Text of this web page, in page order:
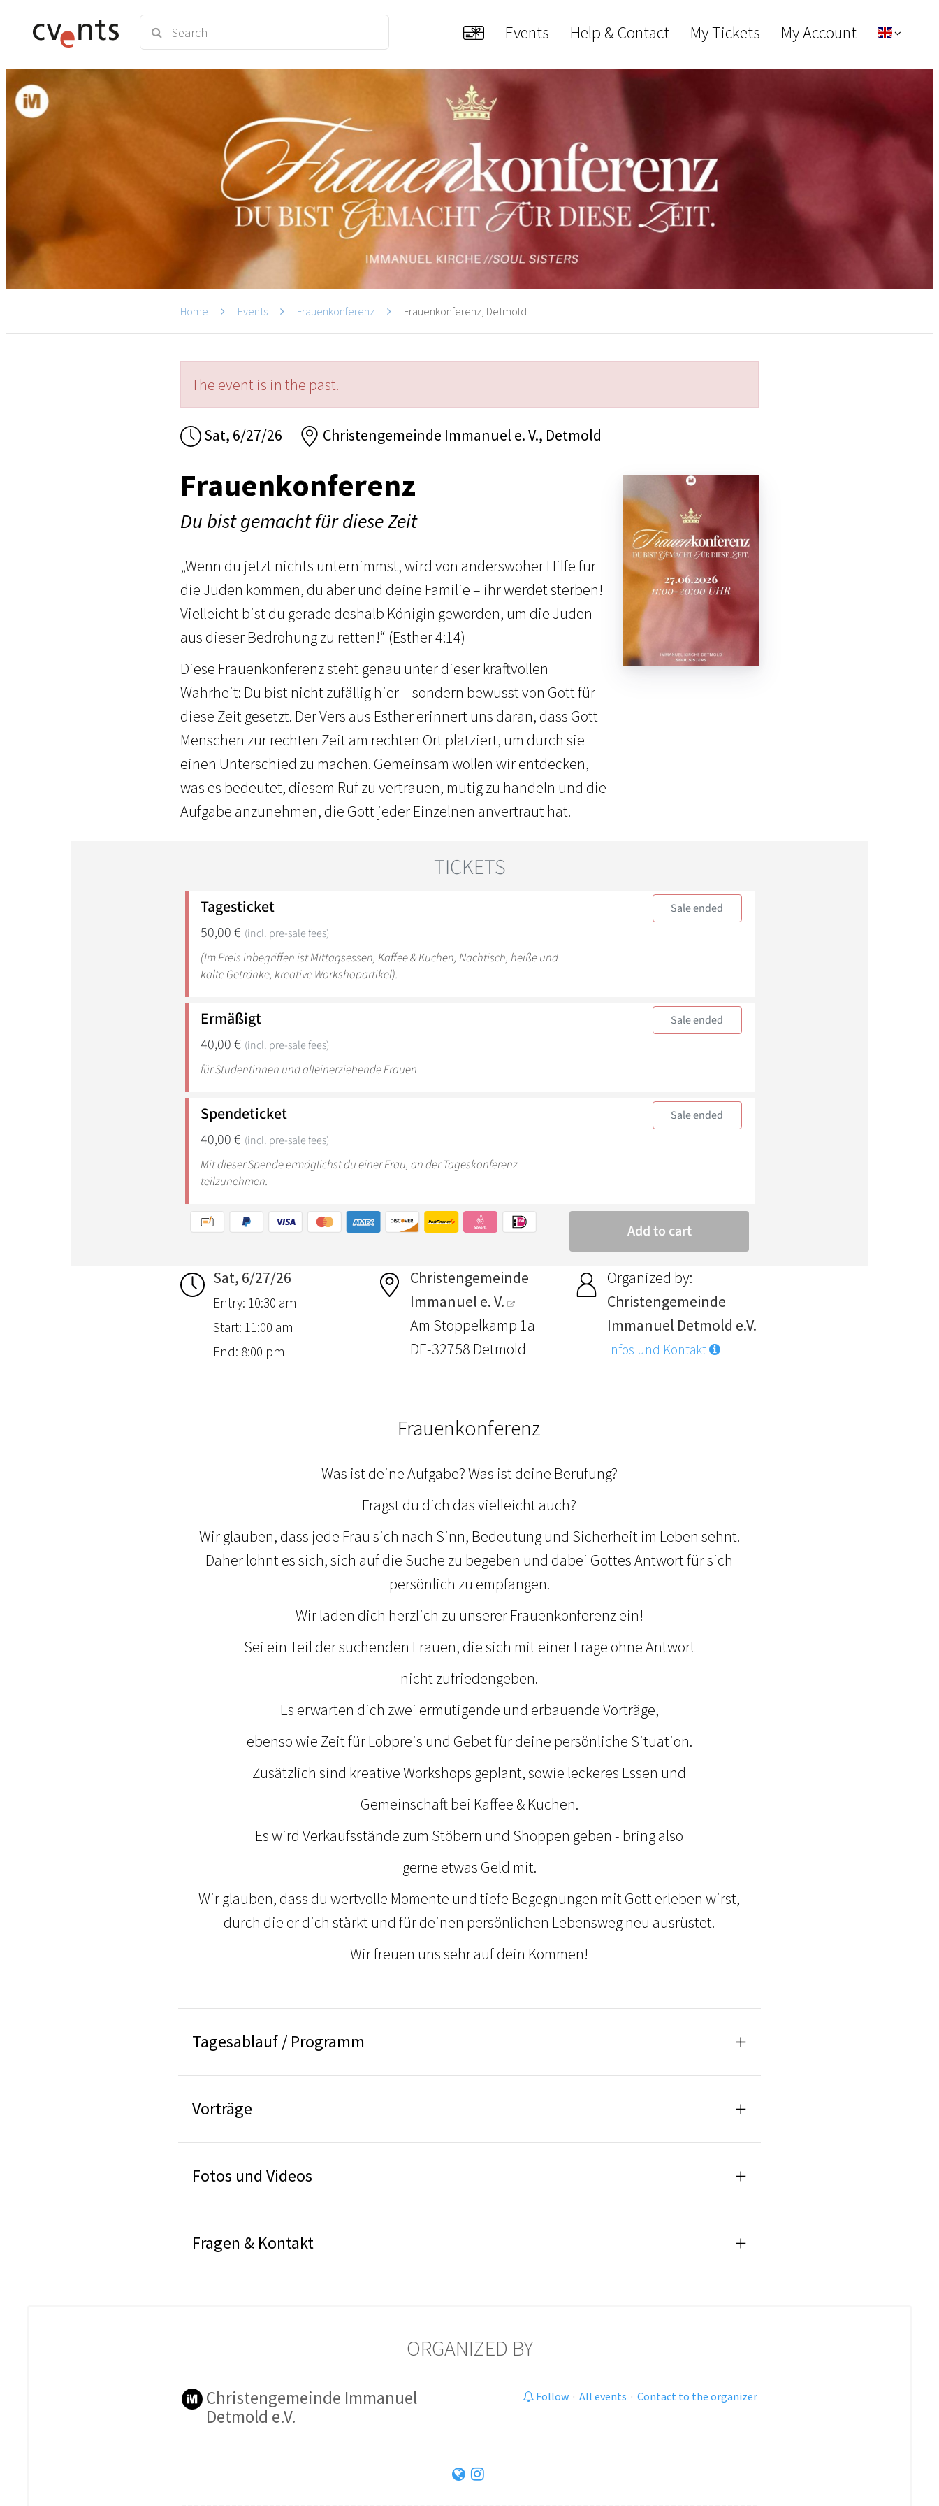
Events Help & Contact My Tickets My Account
Home Events Frauenkonferenz Frauenkonferenz, Detmold
The event is in the past.
Sat, 6/27/26 Christengemeinde Immanuel e. V., Detmold
Frauenkonferenz
Du bist gemacht für diese Zeit
„Wenn du jetzt nichts unternimmst, wird von anderswoher Hilfe für
die Juden kommen, du aber und deine Familie – ihr werdet sterben!
Vielleicht bist du gerade deshalb Königin geworden, um die Juden
aus dieser Bedrohung zu retten!“ (Esther 4:14)
Diese Frauenkonferenz steht genau unter dieser kraftvollen
Wahrheit: Du bist nicht zufällig hier – sondern bewusst von Gott für
diese Zeit gesetzt. Der Vers aus Esther erinnert uns daran, dass Gott
Menschen zur rechten Zeit am rechten Ort platziert, um durch sie
einen Unterschied zu machen. Gemeinsam wollen wir entdecken,
was es bedeutet, diesem Ruf zu vertrauen, mutig zu handeln und die
Aufgabe anzunehmen, die Gott jeder Einzelnen anvertraut hat.
Sat, 6/27/26
Entry: 10:30 am
Start: 11:00 am
End: 8:00 pm
Christengemeinde
Immanuel e. V.
Am Stoppelkamp 1a
DE-32758 Detmold
Organized by:
Christengemeinde
Immanuel Detmold e.V.
Infos und Kontakt
Frauenkonferenz
Was ist deine Aufgabe? Was ist deine Berufung?
Fragst du dich das vielleicht auch?
Wir glauben, dass jede Frau sich nach Sinn, Bedeutung und Sicherheit im Leben sehnt.
Daher lohnt es sich, sich auf die Suche zu begeben und dabei Gottes Antwort für sich
persönlich zu empfangen.
Wir laden dich herzlich zu unserer Frauenkonferenz ein!
Sei ein Teil der suchenden Frauen, die sich mit einer Frage ohne Antwort
nicht zufriedengeben.
Es erwarten dich zwei ermutigende und erbauende Vorträge,
ebenso wie Zeit für Lobpreis und Gebet für deine persönliche Situation.
Zusätzlich sind kreative Workshops geplant, sowie leckeres Essen und
Gemeinschaft bei Kaffee & Kuchen.
Es wird Verkaufsstände zum Stöbern und Shoppen geben - bring also
gerne etwas Geld mit.
Wir glauben, dass du wertvolle Momente und tiefe Begegnungen mit Gott erleben wirst,
durch die er dich stärkt und für deinen persönlichen Lebensweg neu ausrüstet.
Wir freuen uns sehr auf dein Kommen!
Tagesablauf / Programm
Vorträge
Fotos und Videos
Fragen & Kontakt
ORGANIZED BY
Christengemeinde Immanuel
Detmold e.V.
Follow· All events · Contact to the organizer